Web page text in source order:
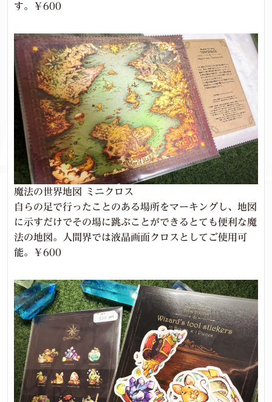
す。￥600
魔法の世界地図 ミニクロス
自らの足で行ったことのある場所をマーキングし、地図
に示すだけでその場に跳ぶことができるとても便利な魔
法の地図。人間界では液晶画面クロスとしてご使用可
能。￥600